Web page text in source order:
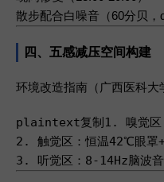
散步配合白噪音（60分贝，
四、五感减压空间构建
环境改造指南 （广西医科大
plaintext复制1. 嗅觉区
2. 触觉区：恒温42℃眼罩
3. 听觉区：8-14Hz脑波音